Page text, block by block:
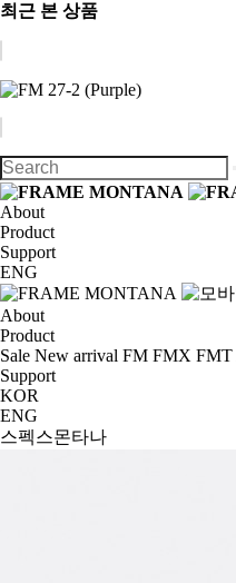
최근 본 상품
About
Product
Support
ENG
About
Product
Sale New arrival FM FMX FMT
Support
KOR
ENG
스펙스몬타나